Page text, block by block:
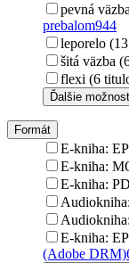
pevná
prebalom944
leporelo
šitá väzba
flexi (6
Ďalšie
Formát
E-kniha:
E-kniha:
E-kniha:
E-kniha:
(Adobe DRM)